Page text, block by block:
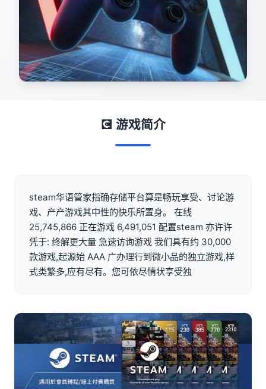
💽 游戏简介
steam华语管家指确存储平台算是畅玩享受、讨论游
戏、产产游戏其中性的快乐所置身。 在线
25,745,866 正在游戏 6,491,051 配置steam 亦许许
凭于: 终解更大量 急速访询游戏 我们具有约 30,000
款游戏,起源始 AAA 广办理行到微小品的独立游戏,样
式类繁多,应有尽有。您可依尽情状享受独